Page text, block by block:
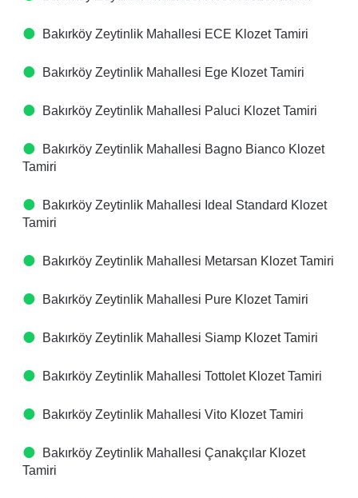
Bakırköy Zeytinlik Mahallesi ECE Klozet Tamiri
Bakırköy Zeytinlik Mahallesi Ege Klozet Tamiri
Bakırköy Zeytinlik Mahallesi Paluci Klozet Tamiri
Bakırköy Zeytinlik Mahallesi Bagno Bianco Klozet
Tamiri
Bakırköy Zeytinlik Mahallesi Ideal Standard Klozet
Tamiri
Bakırköy Zeytinlik Mahallesi Metarsan Klozet Tamiri
Bakırköy Zeytinlik Mahallesi Pure Klozet Tamiri
Bakırköy Zeytinlik Mahallesi Siamp Klozet Tamiri
Bakırköy Zeytinlik Mahallesi Tottolet Klozet Tamiri
Bakırköy Zeytinlik Mahallesi Vito Klozet Tamiri
Bakırköy Zeytinlik Mahallesi Çanakçılar Klozet
Tamiri